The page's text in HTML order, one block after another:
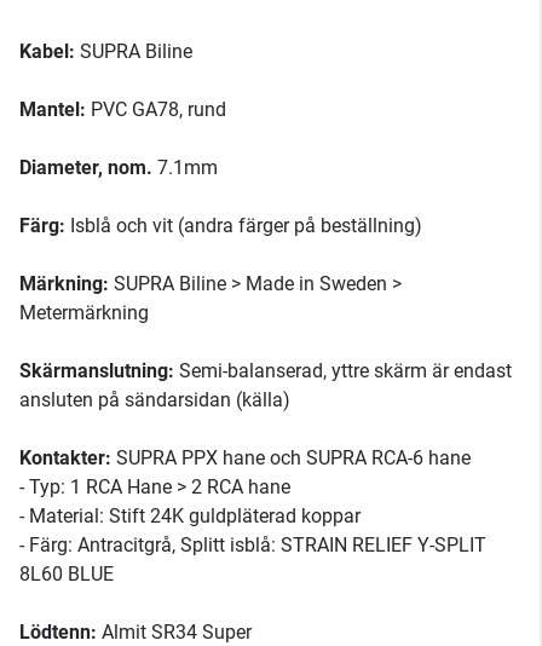
Kabel: SUPRA Biline
Mantel: PVC GA78, rund
Diameter, nom. 7.1mm
Färg: Isblå och vit (andra färger på beställning)
Märkning: SUPRA Biline > Made in Sweden >
Metermärkning
Skärmanslutning: Semi-balanserad, yttre skärm är endast
ansluten på sändarsidan (källa)
Kontakter: SUPRA PPX hane och SUPRA RCA-6 hane
- Typ: 1 RCA Hane > 2 RCA hane
- Material: Stift 24K guldpläterad koppar
- Färg: Antracitgrå, Splitt isblå: STRAIN RELIEF Y-SPLIT
8L60 BLUE
Lödtenn: Almit SR34 Super